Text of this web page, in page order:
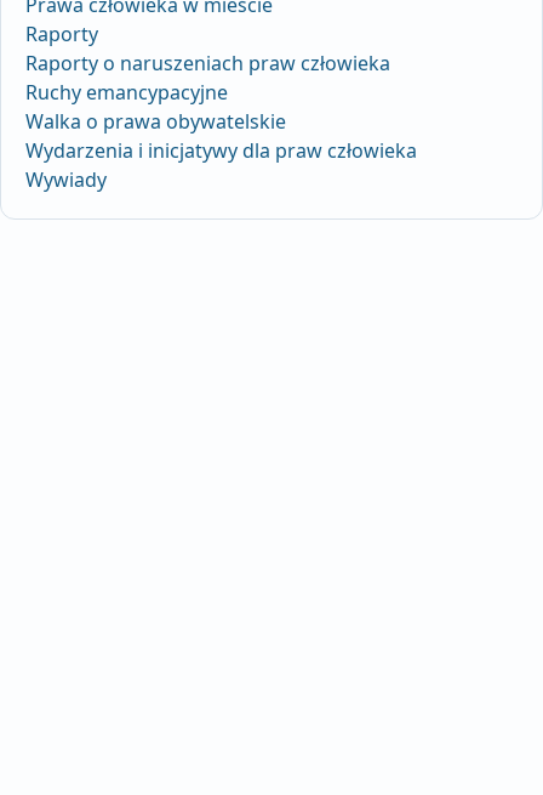
Raporty
Raporty o naruszeniach praw człowieka
Ruchy emancypacyjne
Walka o prawa obywatelskie
Wydarzenia i inicjatywy dla praw człowieka
Wywiady